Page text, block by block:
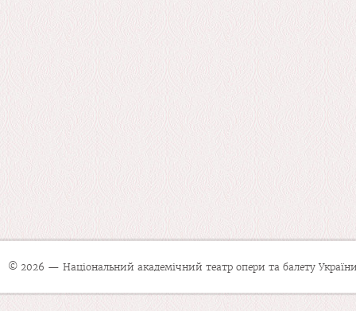
© 2026 — Національний академічний театр опери та балету